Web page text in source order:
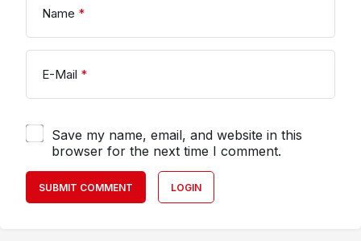
Name *
E-Mail *
Save my name, email, and website in this
browser for the next time I comment.
SUBMIT COMMENT LOGIN